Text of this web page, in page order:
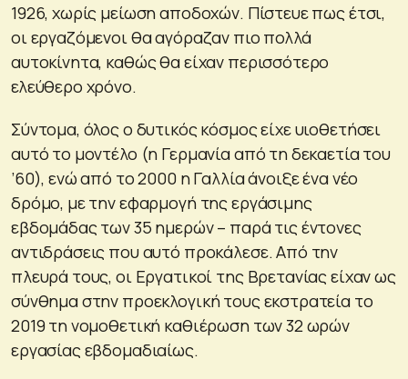
1926, χωρίς μείωση αποδοχών. Πίστευε πως έτσι,
οι εργαζόμενοι θα αγόραζαν πιο πολλά
αυτοκίνητα, καθώς θα είχαν περισσότερο
ελεύθερο χρόνο.
Σύντομα, όλος ο δυτικός κόσμος είχε υιοθετήσει
αυτό το μοντέλο (η Γερμανία από τη δεκαετία του
’60), ενώ από το 2000 η Γαλλία άνοιξε ένα νέο
δρόμο, με την εφαρμογή της εργάσιμης
εβδομάδας των 35 ημερών – παρά τις έντονες
αντιδράσεις που αυτό προκάλεσε. Από την
πλευρά τους, οι Εργατικοί της Βρετανίας είχαν ως
σύνθημα στην προεκλογική τους εκστρατεία το
2019 τη νομοθετική καθιέρωση των 32 ωρών
εργασίας εβδομαδιαίως.